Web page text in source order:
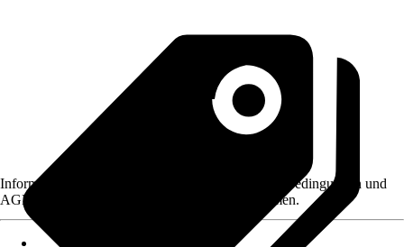
Informationen des Verkäufers, wie z. B. Rückgabebedingungen und
AGB, finden Sie bei Klick auf den Verkäufernamen.